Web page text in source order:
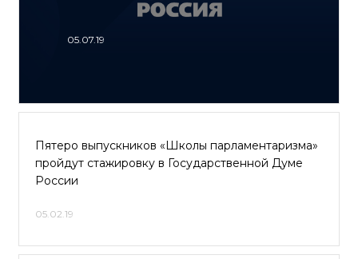
05.07.19
Пятеро выпускников «Школы парламентаризма»
пройдут стажировку в Государственной Думе
России
05.02.19